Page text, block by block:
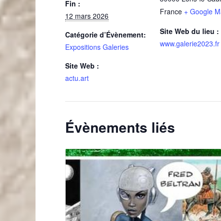
Fin :
12 mars 2026
Catégorie d’Évènement:
Expositions Galeries
Site Web :
actu.art
France + Google
Site Web du lieu :
www.galerie2023.fr
Évènements liés